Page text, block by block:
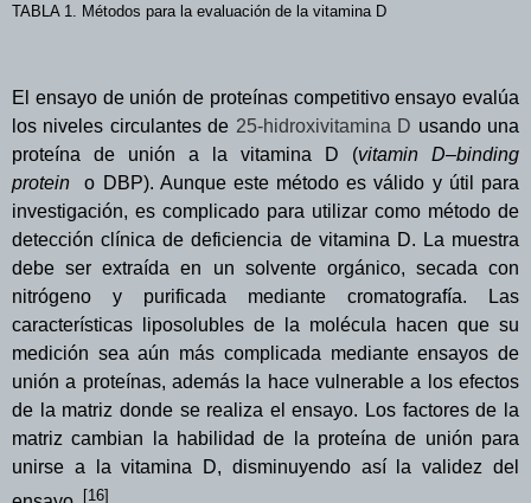
TABLA 1. Métodos para la evaluación de la vitamina D
El ensayo de unión de proteínas competitivo ensayo evalúa
los niveles circulantes de 25-hidroxivitamina D usando una
proteína de unión a la vitamina D (vitamin D–binding
protein o DBP). Aunque este método es válido y útil para
investigación, es complicado para utilizar como método de
detección clínica de deficiencia de vitamina D. La muestra
debe ser extraída en un solvente orgánico, secada con
nitrógeno y purificada mediante cromatografía. Las
características liposolubles de la molécula hacen que su
medición sea aún más complicada mediante ensayos de
unión a proteínas, además la hace vulnerable a los efectos
de la matriz donde se realiza el ensayo. Los factores de la
matriz cambian la habilidad de la proteína de unión para
unirse a la vitamina D, disminuyendo así la validez del
[16]